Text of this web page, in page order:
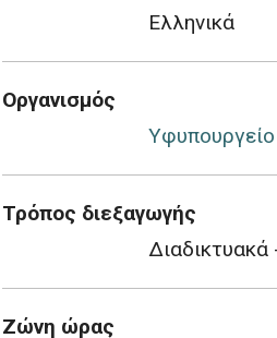
Ελληνικά
Οργανισμός
Υφυπουργείο
Τρόπος διεξαγωγής
Ζώνη ώρας